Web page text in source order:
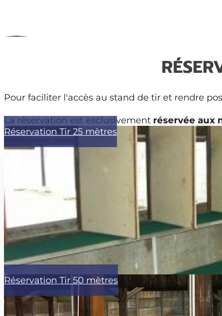
Pour faciliter l'accès au stand de tir et rendre
La réservation est esclusivement réservée aux
Réservation Tir 25 mètres
Réservation Tir 50 mètres